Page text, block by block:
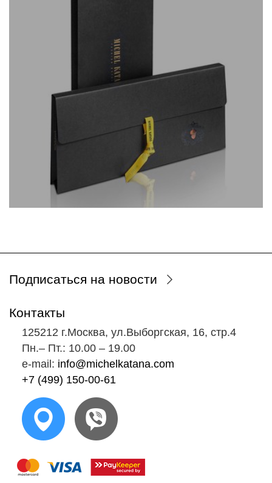
Подписаться на новости
Контакты
125212 г.Москва, ул.Выборгская, 16, стр.4
Пн.‒ Пт.: 10.00 ‒ 19.00
e-mail: info@michelkatana.com
+7 (499) 150-00-61